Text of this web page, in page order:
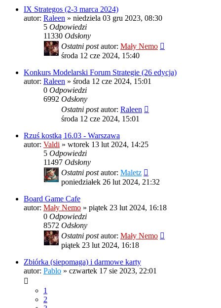
IX Strategos (2-3 marca 2024)
autor: Raleen » niedziela 03 gru 2023, 08:30
5 Odpowiedzi
11330 Odsłony
Ostatni postautor: Mały Nemo
środa 12 cze 2024, 15:40
Konkurs Modelarski Forum Strategie (26 edycja)
autor: Raleen » środa 12 cze 2024, 15:01
0 Odpowiedzi
6992 Odsłony
Ostatni postautor: Raleen
środa 12 cze 2024, 15:01
Rzuś kostką 16.03 - Warszawa
autor: Valdi » wtorek 13 lut 2024, 14:25
5 Odpowiedzi
11497 Odsłony
Ostatni postautor: Maletz
poniedziałek 26 lut 2024, 21:32
Board Game Cafe
autor: Mały Nemo » piątek 23 lut 2024, 16:18
0 Odpowiedzi
8572 Odsłony
Ostatni postautor: Mały Nemo
piątek 23 lut 2024, 16:18
Zbiórka (siepomaga) i darmowe karty
autor: Pablo » czwartek 17 sie 2023, 22:01
1
2